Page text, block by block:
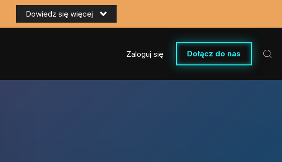
Dowiedz się więcej
Zaloguj się Dołącz do nas